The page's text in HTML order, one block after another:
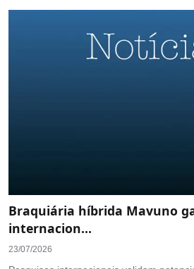
Braquiária híbrida Mavuno
internacion...
23/07/2026